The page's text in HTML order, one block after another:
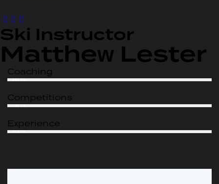
Ski Instructor
Matthew Lester
Coaching
80%
Competitions
90%
Experience
88%